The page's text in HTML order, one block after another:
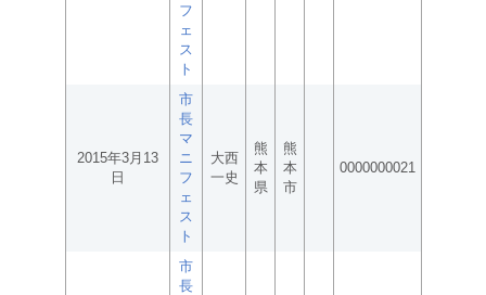
フ
ェ
ス
ト
2015年3月13
日
市
長
マ
ニ
フ
ェ
ス
ト
大西
一史
熊
本
県
熊
本
市
0000000021
市
長